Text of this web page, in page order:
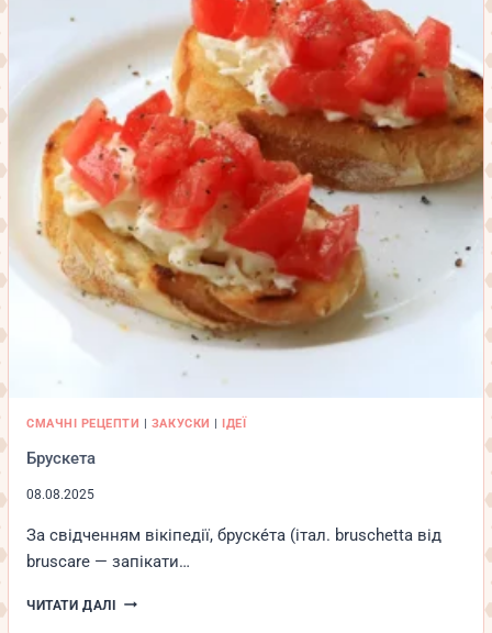
СМАЧНІ РЕЦЕПТИ | ЗАКУСКИ |ІДЕЇ
Брускета
08.08.2025
За свідченням вікіпедії, бруске́та (італ. bruschetta від
bruscare — запікати…
ЧИТАТИ ДАЛІ БРУСКЕТА